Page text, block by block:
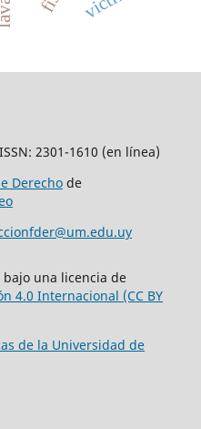
2301-1610 (en línea)
Derechode
una licencia de
4.0 Internacional (CC BY
de la Universidad de